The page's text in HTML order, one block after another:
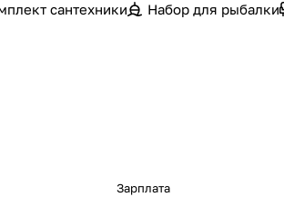
сантехники Набор для рыбалки
Зарплата